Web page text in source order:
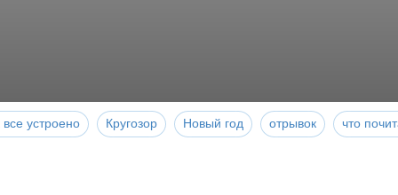
все устроено Кругозор Новый год отрывок что